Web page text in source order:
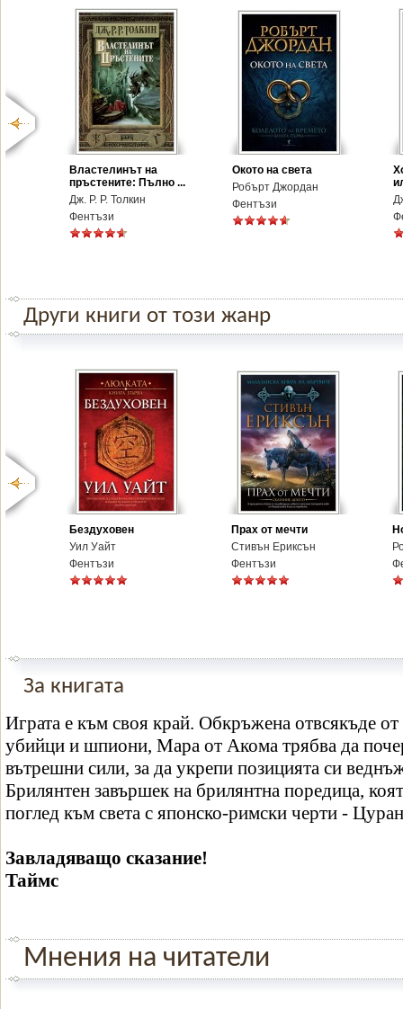
Властелинът на
пръстените: Пълно ...
Дж. Р. Р. Толкин
Фентъзи
Окото на света
Робърт Джордан
Фентъзи
Други книги от този жанр
Бездуховен
Уил Уайт
Фентъзи
Прах от мечти
Стивън Ериксън
Фентъзи
За книгата
Играта е към своя край. Обкръжена отвсякъде
убийци и шпиони, Мара от Акома трябва да
вътрешни сили, за да укрепи позицията си
Брилянтен завършек на брилянтна поредица,
поглед към света с японско-римски черти -
Завладяващо сказание!
Таймс
Мнения на читатели